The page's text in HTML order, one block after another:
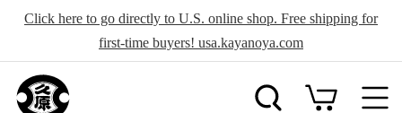
Click here to go directly to U.S. online shop. Free shipping for
first-time buyers! usa.kayanoya.com